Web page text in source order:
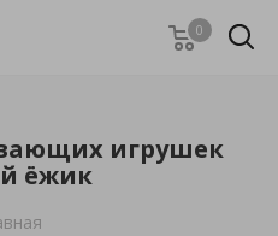
0
игрушек
ёжик